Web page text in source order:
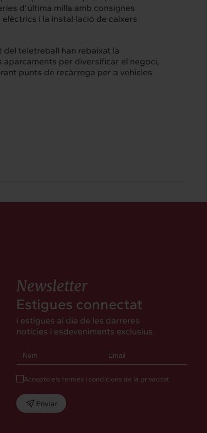
d’última milla amb consignes
i la instal·lació de caixers
teletreball han rebaixat la
per diversificar el negoci,
punts de recàrrega per a vehicles
Newsletter
Estigues connectat
i estigues al dia de les darreres
notícies i esdeveniments exclusius.
Accepto els termes i condicions de la privacitat
Enviar